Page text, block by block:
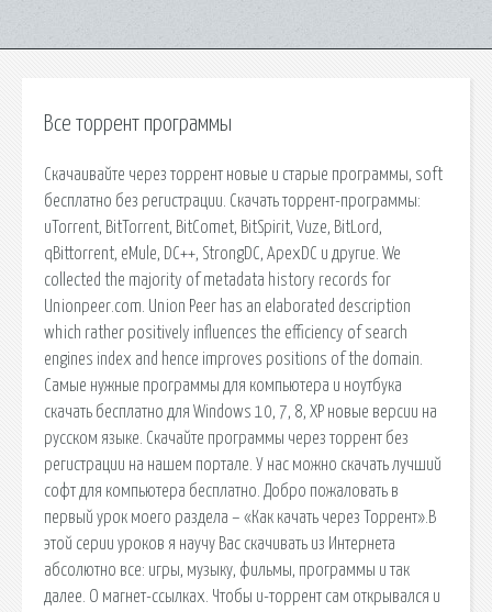
Все торрент программы
Скачаивайте через торрент новые и старые программы, soft
бесплатно без регистрации. Скачать торрент-программы:
uTorrent, BitTorrent, BitComet, BitSpirit, Vuze, BitLord,
qBittorrent, eMule, DC++, StrongDC, ApexDC и другие. We
collected the majority of metadata history records for
Unionpeer.com. Union Peer has an elaborated description
which rather positively influences the efficiency of search
engines index and hence improves positions of the domain.
Самые нужные программы для компьютера и ноутбука
скачать бесплатно для Windows 10, 7, 8, XP новые версии на
русском языке. Скачайте программы через торрент без
регистрации на нашем портале. У нас можно скачать лучший
софт для компьютера бесплатно. Добро пожаловать в
первый урок моего раздела – «Как качать через Торрент».В
этой серии уроков я научу Вас скачивать из Интернета
абсолютно все: игры, музыку, фильмы, программы и так
далее. О магнет-ссылках. Чтобы u-торрент сам открывался и